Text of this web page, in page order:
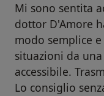
Mi sono sentita
dottor D'Amore
modo semplice
situazioni da
accessibile.
Lo consiglio